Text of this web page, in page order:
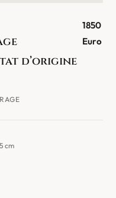
d’origine
1850
Euro
cm